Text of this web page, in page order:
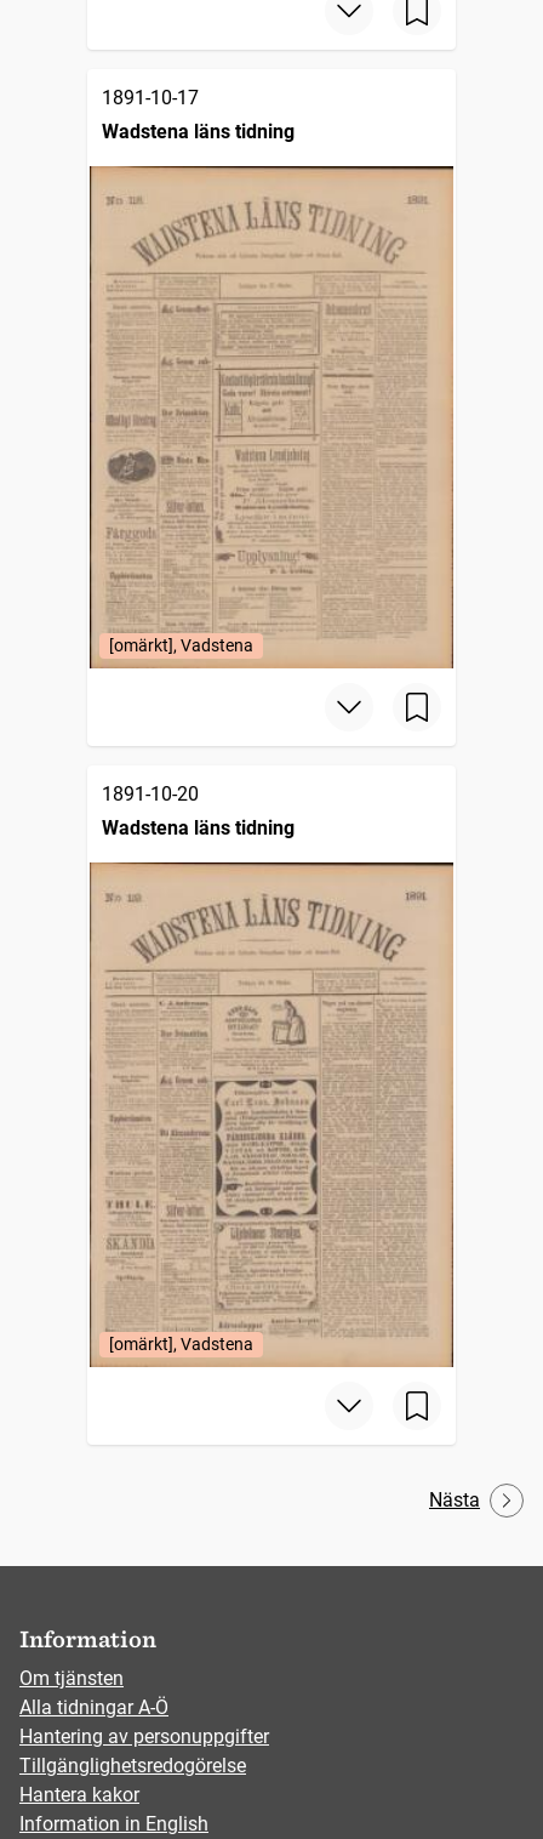
1891-10-17
Wadstena läns tidning
[omärkt], Vadstena
1891-10-20
Wadstena läns tidning
[omärkt], Vadstena
Nästa
Information
Om tjänsten
Alla tidningar A-Ö
Hantering av personuppgifter
Tillgänglighetsredogörelse
Hantera kakor
Information in English